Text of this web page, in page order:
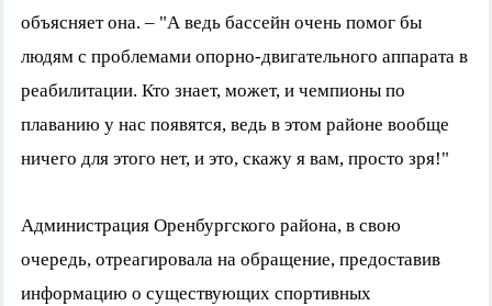
объясняет она. – "А ведь бассейн очень помог бы
людям с проблемами опорно-двигательного аппарата в
реабилитации. Кто знает, может, и чемпионы по
плаванию у нас появятся, ведь в этом районе вообще
ничего для этого нет, и это, скажу я вам, просто зря!"
Администрация Оренбургского района, в свою
очередь, отреагировала на обращение, предоставив
информацию о существующих спортивных